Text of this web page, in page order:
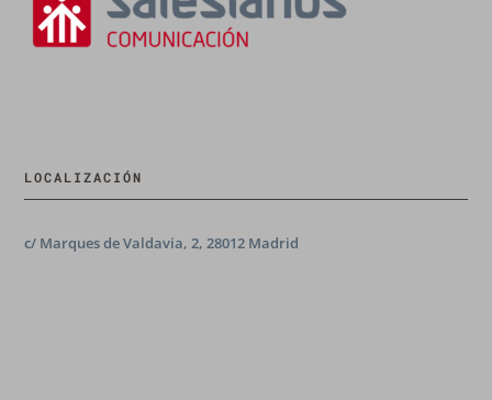
LOCALIZACIÓN
c/ Marques de Valdavia, 2, 28012 Madrid